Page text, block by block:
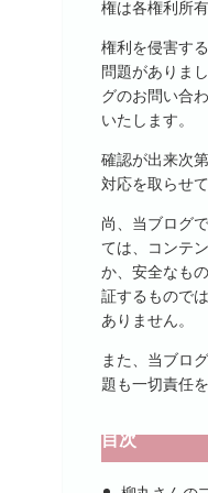
権は各権利所
権利を侵害す
問題がありま
グのお問い合
いたします。
確認が出来次
対応を取らせ
尚、当ブログ
ては、コンテ
か、安全なも
証するもので
ありません。
また、当ブロ
題も一切責任
目次